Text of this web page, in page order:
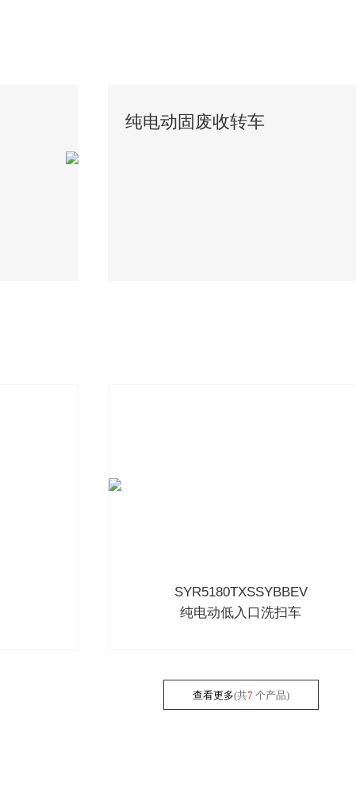
纯电动固废收转车
SYR5180TXSSYBBEV
纯电动低入口洗扫车
查看更多(共7 个产品)